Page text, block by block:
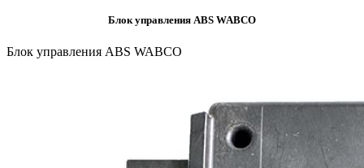
Блок управления АBS WABCO
Блок управления АBS WABCO